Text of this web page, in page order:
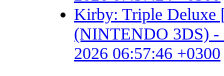
Kirby: Triple
(NINTENDO 3DS) -
2026 06:57:46 +0300